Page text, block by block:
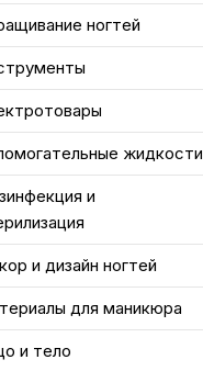
ногтей
жидкости
и
и дизайн ногтей
для маникюра
и тело